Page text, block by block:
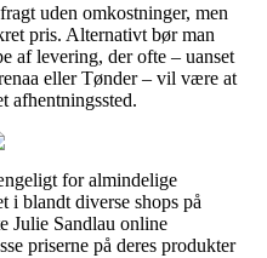
uden omkostninger, men
pris. Alternativt bør man
af levering, der ofte – uanset
eller Tønder – vil være at
afhentningssted.
for almindelige
i blandt diverse shops på
Julie Sandlau online
priserne på deres produkter